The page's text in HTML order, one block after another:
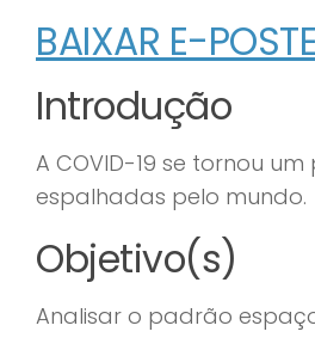
BAIXAR E-
Introdução
A COVID-19 se tornou
espalhadas pelo mundo.
Objetivo(s)
Analisar o padrão